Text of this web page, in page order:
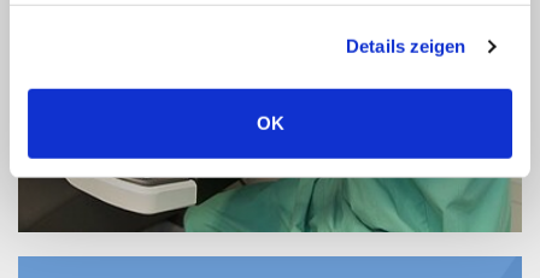
Details zeigen
OK